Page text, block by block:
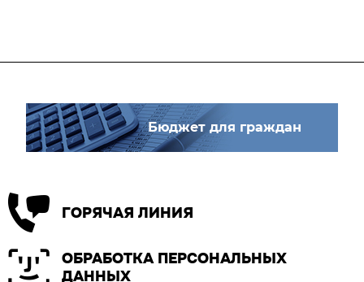
Бюджет для граждан
ГОРЯЧАЯ ЛИНИЯ
ОБРАБОТКА ПЕРСОНАЛЬНЫХ
ДАННЫХ